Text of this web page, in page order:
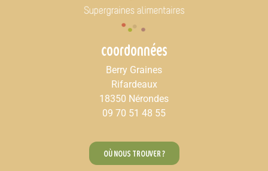
coordonnées
Berry Graines
Rifardeaux
18350 Nérondes
09 70 51 48 55
OÙ NOUS TROUVER ?